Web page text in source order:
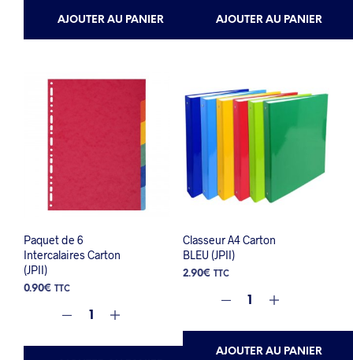
AJOUTER AU PANIER AJOUTER AU PANIER
Paquet de 6
Intercalaires Carton
(JPII)
0.90€ TTC
Classeur A4 Carton
BLEU (JPII)
2.90€ TTC
AJOUTER AU PANIER